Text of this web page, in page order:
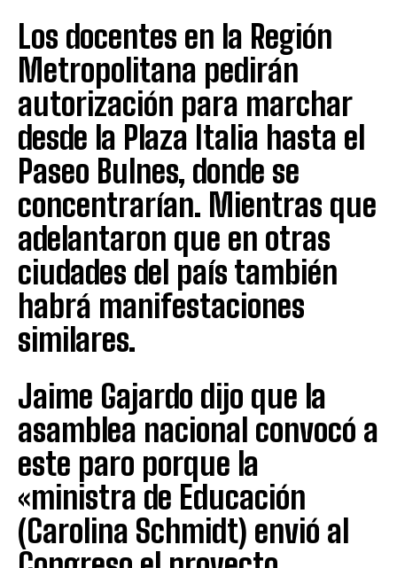
Los docentes en la Región
Metropolitana pedirán
autorización para marchar
desde la Plaza Italia hasta el
Paseo Bulnes, donde se
concentrarían. Mientras que
adelantaron que en otras
ciudades del país también
habrá manifestaciones
similares.
Jaime Gajardo dijo que la
asamblea nacional convocó a
este paro porque la
«ministra de Educación
(Carolina Schmidt) envió al